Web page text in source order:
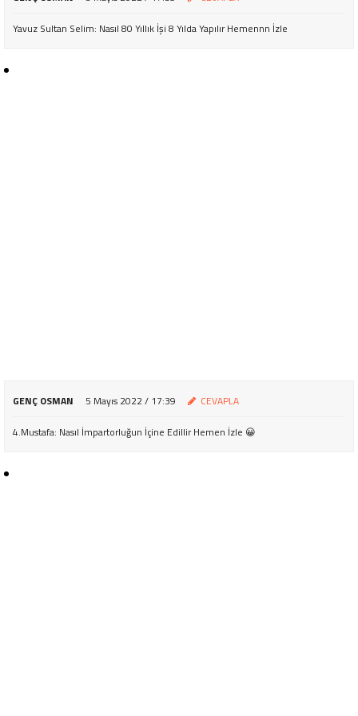
Yavuz Sultan Selim: Nasıl 80 Yıllık İşi 8 Yılda Yapılır Hemennn İzle
GENÇ OSMAN 5 Mayıs 2022 / 17:39 CEVAPLA
4.Mustafa: Nasıl İmpartorluğun İçine Edillir Hemen İzle 😀